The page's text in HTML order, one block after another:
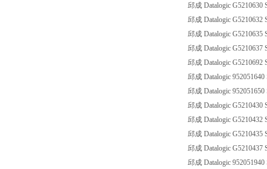
邱成 Datalogic G5210630
邱成 Datalogic G5210632
邱成 Datalogic G5210635
邱成 Datalogic G5210637
邱成 Datalogic G5210692
邱成 Datalogic 952051640
邱成 Datalogic 952051650
邱成 Datalogic G5210430
邱成 Datalogic G5210432
邱成 Datalogic G5210435
邱成 Datalogic G5210437
邱成 Datalogic